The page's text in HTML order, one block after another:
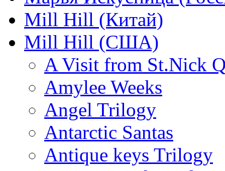
Mill Hill (Китай)
Mill Hill (США)
A Visit from St.Nick
Amylee Weeks
Angel Trilogy
Antarctic Santas
Antique keys Trilogy